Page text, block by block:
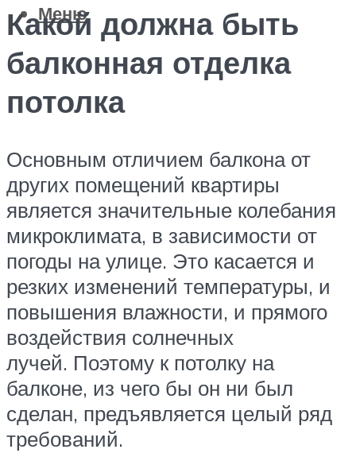
Меню
Какой должна быть
балконная отделка
потолка
Основным отличием балкона от
других помещений квартиры
является значительные колебания
микроклимата, в зависимости от
погоды на улице. Это касается и
резких изменений температуры, и
повышения влажности, и прямого
воздействия солнечных
лучей. Поэтому к потолку на
балконе, из чего бы он ни был
сделан, предъявляется целый ряд
требований.